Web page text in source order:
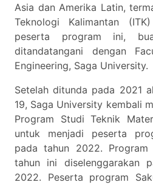
Asia dan Amerika Latin,
Teknologi Kalimantan
peserta program ini,
ditandatangani dengan
Engineering, Saga University.
Setelah ditunda pada 2021
19, Saga University kembali
Program Studi Teknik
untuk menjadi peserta
pada tahun 2022. Program
tahun ini diselenggarakan
2022. Peserta program